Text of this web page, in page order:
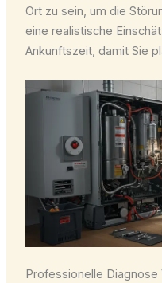
Ort zu sein, um die
eine realistische
Ankunftszeit, damit Sie
Professionelle Diagnose